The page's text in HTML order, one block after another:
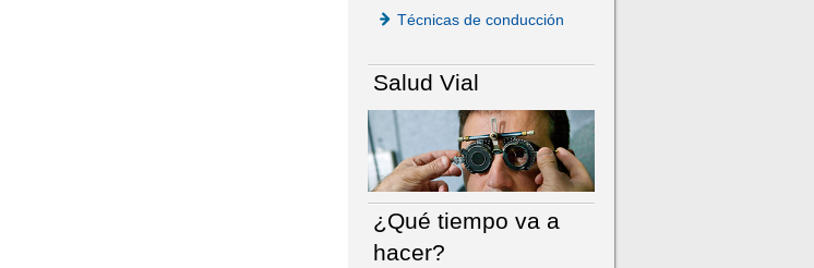
Técnicas de conducción
Salud Vial
¿Qué tiempo va a
hacer?